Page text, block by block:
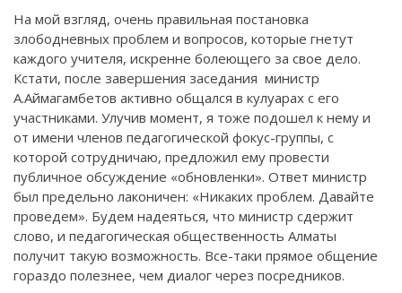
На мой взгляд, очень правильная постановка
злободневных проблем и вопросов, которые гнетут
каждого учителя, искренне болеющего за свое дело.
Кстати, после завершения заседания министр
А.Аймагамбетов активно общался в кулуарах с его
участниками. Улучив момент, я тоже подошел к нему и
от имени членов педагогической фокус-группы, с
которой сотрудничаю, предложил ему провести
публичное обсуждение «обновленки». Ответ министр
был предельно лаконичен: «Никаких проблем. Давайте
проведем». Будем надеяться, что министр сдержит
слово, и педагогическая общественность Алматы
получит такую возможность. Все-таки прямое общение
гораздо полезнее, чем диалог через посредников.